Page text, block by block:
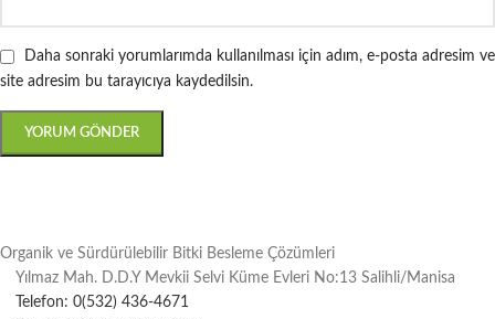
Daha sonraki yorumlarımda kullanılması için adım, e-posta adresim ve
site adresim bu tarayıcıya kaydedilsin.
Organik ve Sürdürülebilir Bitki Besleme Çözümleri
Yılmaz Mah. D.D.Y Mevkii Selvi Küme Evleri No:13 Salihli/Manisa
Telefon: 0(532) 436-4671